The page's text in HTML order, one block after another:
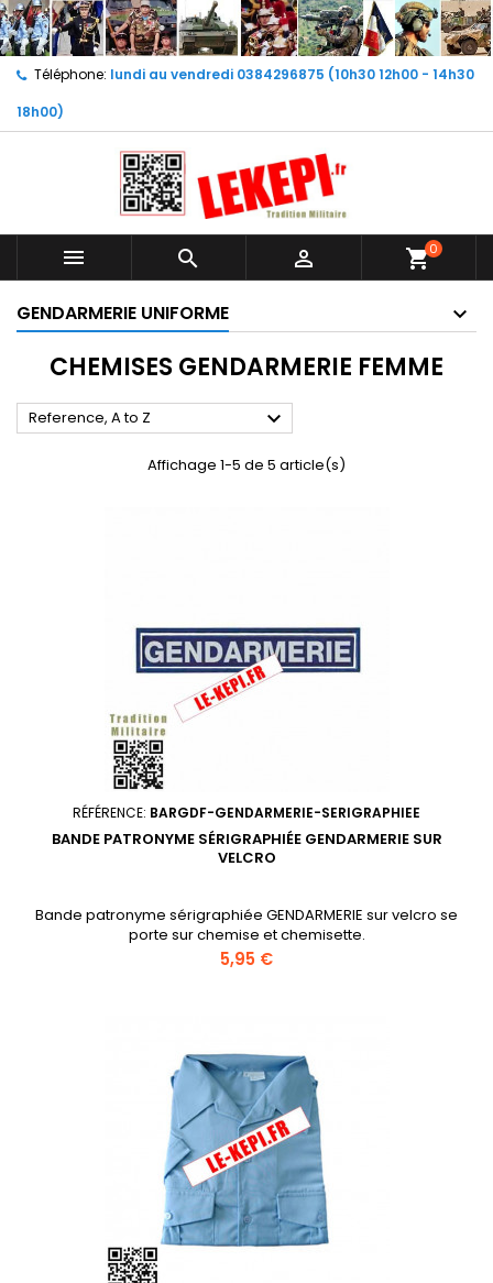
Téléphone: lundi au vendredi 0384296875 (10h30 12h00 - 14h30
18h00)
   shopping_cart0
GENDARMERIE UNIFORME
CHEMISES GENDARMERIE FEMME
Reference, A to Z 
Affichage 1-5 de 5 article(s)
RÉFÉRENCE: BARGDF-GENDARMERIE-SERIGRAPHIEE
BANDE PATRONYME SÉRIGRAPHIÉE GENDARMERIE SUR
VELCRO
Bande patronyme sérigraphiée GENDARMERIE sur velcro se
porte sur chemise et chemisette.
Prix
5,95 €